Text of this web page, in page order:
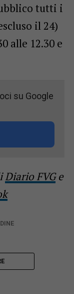
tutti i
il 24)
alle 12.30 e
su Google
Diario FVGe